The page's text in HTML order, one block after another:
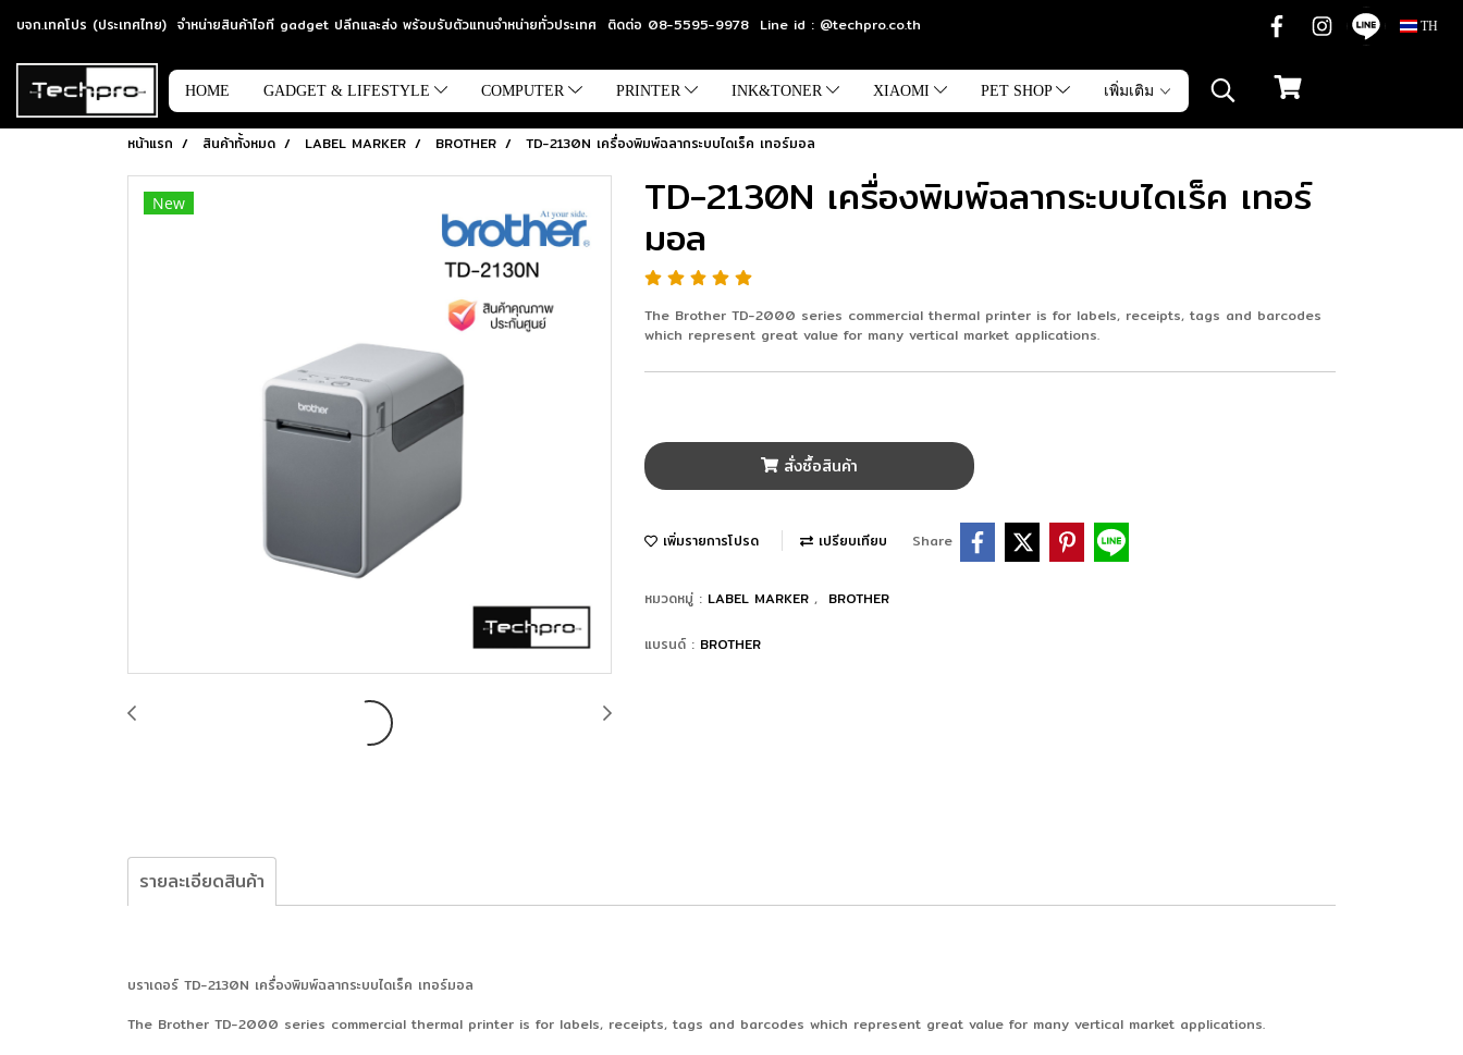
บจก.เทคโปร (ประเทศไทย) จำหน่ายสินค้าไอที gadget ปลีกและส่ง พร้อมรับตัวแทนจำหน่ายทั่วประเทศ ติดต่อ 08-5595-9978 Line id : @techpro.co.th TH
HOME GADGET & LIFESTYLE COMPUTER PRINTER INK&TONER XIAOMI PET SHOP เพิ่มเติม
หน้าแรก สินค้าทั้งหมด LABEL MARKER BROTHER TD-2130N เครื่องพิมพ์ฉลากระบบไดเร็ค เทอร์มอล
New TD-2130N เครื่องพิมพ์ฉลากระบบไดเร็ค เทอร์
มอล
The Brother TD-2000 series commercial thermal printer is for labels, receipts, tags and barcodes
which represent great value for many vertical market applications.
สั่งซื้อสินค้า
เพิ่มรายการโปรด เปรียบเทียบ Share
หมวดหมู่ : LABEL MARKER , BROTHER
แบรนด์ : BROTHER
รายละเอียดสินค้า
บราเดอร์ TD-2130N เครื่องพิมพ์ฉลากระบบไดเร็ค เทอร์มอล
The Brother TD-2000 series commercial thermal printer is for labels, receipts, tags and barcodes which represent great value for many vertical market applications.